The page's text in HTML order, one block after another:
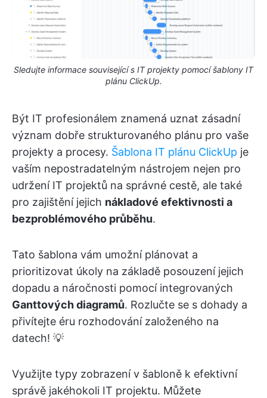
Sledujte informace související s IT projekty pomocí šablony IT
plánu ClickUp.
Být IT profesionálem znamená uznat zásadní
význam dobře strukturovaného plánu pro vaše
projekty a procesy. Šablona IT plánu ClickUp je
vaším nepostradatelným nástrojem nejen pro
udržení IT projektů na správné cestě, ale také
pro zajištění jejich nákladové efektivnosti a
bezproblémového průběhu.
Tato šablona vám umožní plánovat a
prioritizovat úkoly na základě posouzení jejich
dopadu a náročnosti pomocí integrovaných
Ganttových diagramů. Rozlučte se s dohady a
přivítejte éru rozhodování založeného na
datech! 💡
Využijte typy zobrazení v šabloně k efektivní
správě jakéhokoli IT projektu. Můžete